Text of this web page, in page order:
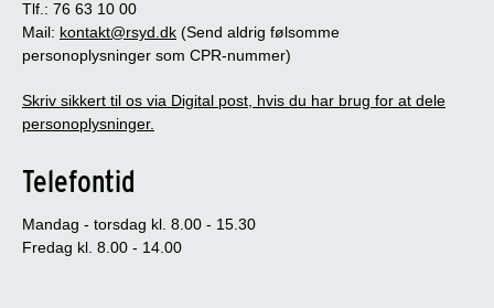
Tlf.: 76 63 10 00
Mail: kontakt@rsyd.dk (Send aldrig følsomme
personoplysninger som CPR-nummer)
Skriv sikkert til os via Digital post, hvis du har brug for at dele
personoplysninger.
Telefontid
Mandag - torsdag kl. 8.00 - 15.30
Fredag kl. 8.00 - 14.00